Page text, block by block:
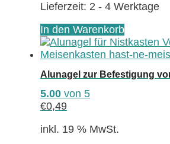
gewählt
Lieferzeit: 2 - 4 Werktage
In den Warenkorb
Alunagel zur Befestigung
5.00 von 5
€0,49
inkl. 19 % MwSt.